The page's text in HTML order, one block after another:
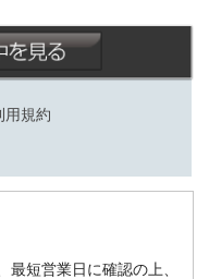
用規約
短営業日に確認の上、